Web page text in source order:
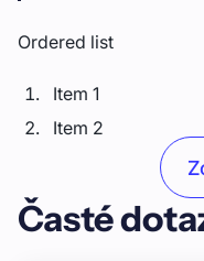
Ordered list
Item 1
Item 2
Unordered list
Časté